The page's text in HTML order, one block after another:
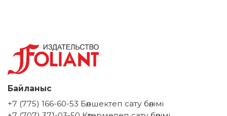
Байланыс
+7 (775) 166-60-53 Бөлшектеп сату бөлімі